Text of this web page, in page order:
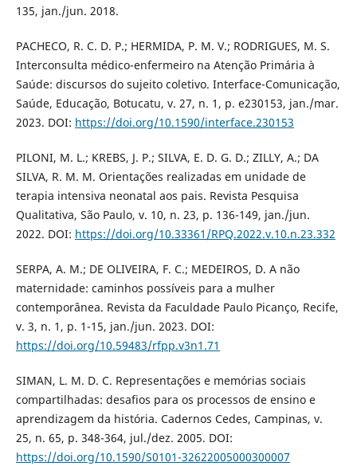
135, jan./jun. 2018.
PACHECO, R. C. D. P.; HERMIDA, P. M. V.; RODRIGUES, M. S.
Interconsulta médico-enfermeiro na Atenção Primária à
Saúde: discursos do sujeito coletivo. Interface-Comunicação,
Saúde, Educação, Botucatu, v. 27, n. 1, p. e230153, jan./mar.
2023. DOI: https://doi.org/10.1590/interface.230153
PILONI, M. L.; KREBS, J. P.; SILVA, E. D. G. D.; ZILLY, A.; DA
SILVA, R. M. M. Orientações realizadas em unidade de
terapia intensiva neonatal aos pais. Revista Pesquisa
Qualitativa, São Paulo, v. 10, n. 23, p. 136-149, jan./jun.
2022. DOI: https://doi.org/10.33361/RPQ.2022.v.10.n.23.332
SERPA, A. M.; DE OLIVEIRA, F. C.; MEDEIROS, D. A não
maternidade: caminhos possíveis para a mulher
contemporânea. Revista da Faculdade Paulo Picanço, Recife,
v. 3, n. 1, p. 1-15, jan./jun. 2023. DOI:
https://doi.org/10.59483/rfpp.v3n1.71
SIMAN, L. M. D. C. Representações e memórias sociais
compartilhadas: desafios para os processos de ensino e
aprendizagem da história. Cadernos Cedes, Campinas, v.
25, n. 65, p. 348-364, jul./dez. 2005. DOI:
https://doi.org/10.1590/S0101-32622005000300007